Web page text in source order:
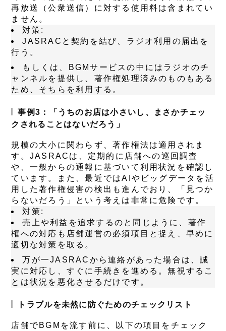
再放送（公衆送信）に対する使用料は含まれてい
ません。
対策:
JASRACと契約を結び、ラジオ利用の届出を
行う。
もしくは、BGMサービスの中にはラジオのチ
ャンネルを提供し、著作権処理済みのものもある
ため、そちらを利用する。
事例3：「うちのお店は小さいし、まさかチェッ
クされることはないだろう」
規模の大小に関わらず、著作権法は適用されま
す。JASRACは、定期的に店舗への巡回調査
や、一般からの通報に基づいて利用状況を確認し
ています。また、最近ではAIやビッグデータを活
用した著作権侵害の検出も進んでおり、「見つか
らないだろう」という考えは非常に危険です。
対策:
売上や利益を追求するのと同じように、著作
権への対応も店舗運営の必須項目と捉え、早めに
適切な対策を取る。
万が一JASRACから連絡があった場合は、誠
実に対応し、すぐに手続きを進める。無視するこ
とは状況を悪化させるだけです。
トラブルを未然に防ぐためのチェックリスト
店舗でBGMを流す前に、以下の項目をチェック